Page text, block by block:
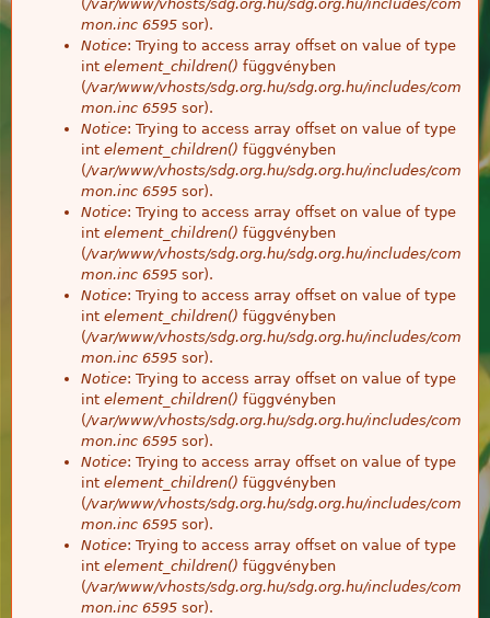
(/var/www/vhosts/sdg.org.hu/sdg.org.hu/includes/com
mon.inc 6595 sor).
Notice: Trying to access array offset on value of type
int element_children() függvényben
(/var/www/vhosts/sdg.org.hu/sdg.org.hu/includes/com
mon.inc 6595 sor).
Notice: Trying to access array offset on value of type
int element_children() függvényben
(/var/www/vhosts/sdg.org.hu/sdg.org.hu/includes/com
mon.inc 6595 sor).
Notice: Trying to access array offset on value of type
int element_children() függvényben
(/var/www/vhosts/sdg.org.hu/sdg.org.hu/includes/com
mon.inc 6595 sor).
Notice: Trying to access array offset on value of type
int element_children() függvényben
(/var/www/vhosts/sdg.org.hu/sdg.org.hu/includes/com
mon.inc 6595 sor).
Notice: Trying to access array offset on value of type
int element_children() függvényben
(/var/www/vhosts/sdg.org.hu/sdg.org.hu/includes/com
mon.inc 6595 sor).
Notice: Trying to access array offset on value of type
int element_children() függvényben
(/var/www/vhosts/sdg.org.hu/sdg.org.hu/includes/com
mon.inc 6595 sor).
Notice: Trying to access array offset on value of type
int element_children() függvényben
(/var/www/vhosts/sdg.org.hu/sdg.org.hu/includes/com
mon.inc 6595 sor).